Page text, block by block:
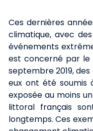
Ces dernières
climatique, avec
événements
est concerné par
septembre 2019,
eux ont été soumis
exposée au moins
littoral français
longtemps. Ces